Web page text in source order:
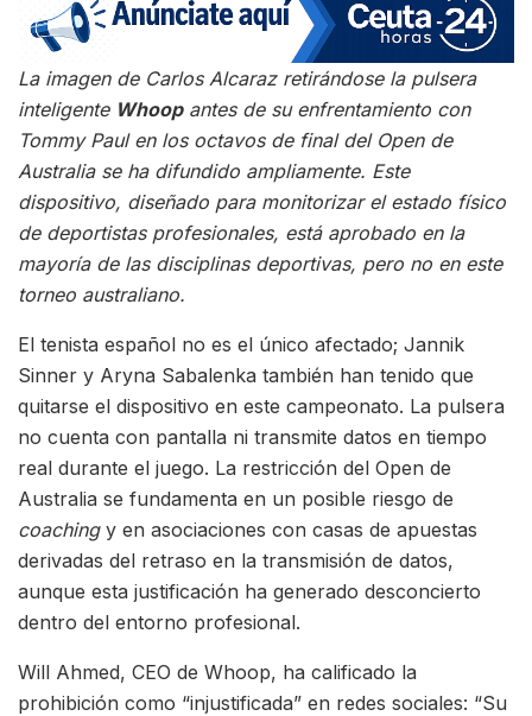
La imagen de Carlos Alcaraz retirándose la pulsera
inteligente Whoopantes de su enfrentamiento con
Tommy Paul en los octavos de final del Open de
Australia se ha difundido ampliamente. Este
dispositivo, diseñado para monitorizar el estado físico
de deportistas profesionales, está aprobado en la
mayoría de las disciplinas deportivas, pero no en este
torneo australiano.
El tenista español no es el único afectado; Jannik
Sinner y Aryna Sabalenka también han tenido que
quitarse el dispositivo en este campeonato. La pulsera
no cuenta con pantalla ni transmite datos en tiempo
real durante el juego. La restricción del Open de
Australia se fundamenta en un posible riesgo de
coachingy en asociaciones con casas de apuestas
derivadas del retraso en la transmisión de datos,
aunque esta justificación ha generado desconcierto
dentro del entorno profesional.
Will Ahmed, CEO de Whoop, ha calificado la
prohibición como “injustificada” en redes sociales: “Su